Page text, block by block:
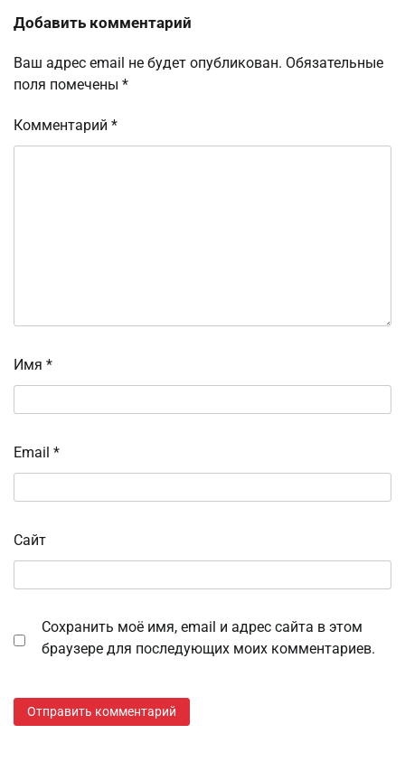
Добавить комментарий
Ваш адрес email не будет опубликован. Обязательные
поля помечены *
Комментарий *
Имя *
Email *
Сайт
Сохранить моё имя, email и адрес сайта в этом
браузере для последующих моих комментариев.